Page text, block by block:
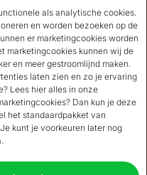
Online
mee
graag.
als analytische cookies.
en worden bezoeken op de
er marketingcookies worden
marketingcookies kunnen wij de
en meer gestroomlijnd maken.
laten zien en zo je ervaring
Lees hier alles in onze
Dan kun je deze
het standaardpakket van
kunt je voorkeuren later nog